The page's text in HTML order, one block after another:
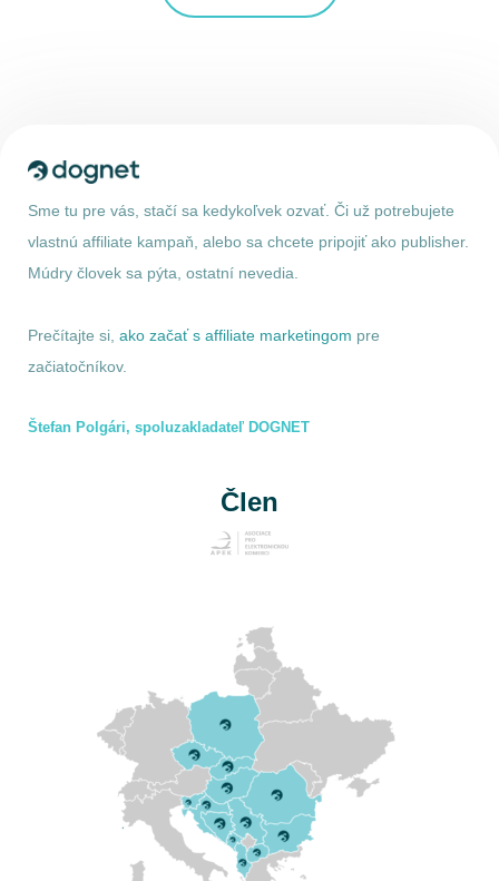
Sme tu pre vás, stačí sa kedykoľvek ozvať. Či už potrebujete
vlastnú affiliate kampaň, alebo sa chcete pripojiť ako publisher.
Múdry človek sa pýta, ostatní nevedia.
Prečítajte si, ako začať s affiliate marketingom pre
začiatočníkov.
Štefan Polgári, spoluzakladateľ DOGNET
Člen